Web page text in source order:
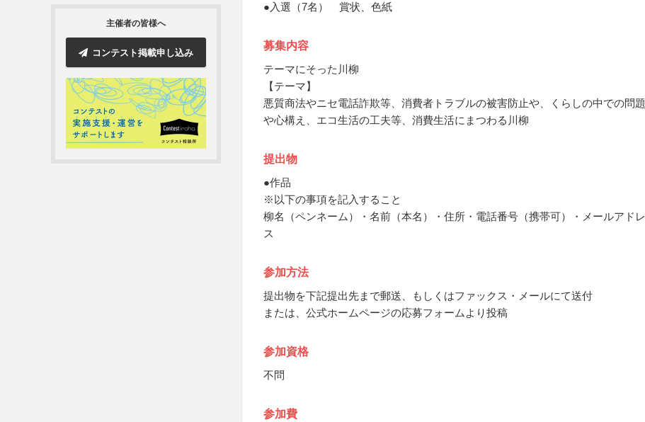
主催者の皆様へ
コンテスト掲載申し込み
●入選（7名） 賞状、色紙
募集内容
テーマにそった川柳
【テーマ】
悪質商法やニセ電話詐欺等、消費者トラブルの被害防止や、くらしの中での問題
や心構え、エコ生活の工夫等、消費生活にまつわる川柳
提出物
●作品
※以下の事項を記入すること
柳名（ペンネーム）・名前（本名）・住所・電話番号（携帯可）・メールアドレ
ス
参加方法
提出物を下記提出先まで郵送、もしくはファックス・メールにて送付
または、公式ホームページの応募フォームより投稿
参加資格
不問
参加費